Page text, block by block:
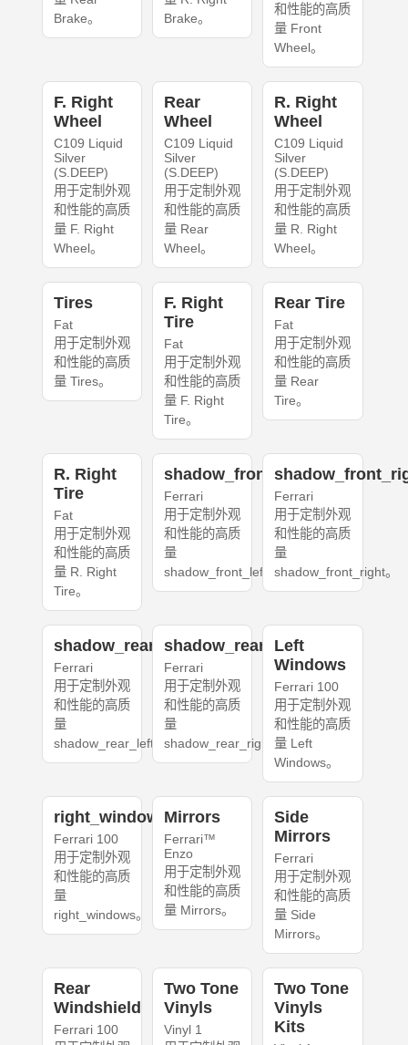
Brake。
Brake。
和性能的高质
量 Front
Wheel。
F. Right
Wheel
C109 Liquid
Silver
(S.DEEP)
用于定制外观
和性能的高质
量 F. Right
Wheel。
Rear
Wheel
C109 Liquid
Silver
(S.DEEP)
用于定制外观
和性能的高质
量 Rear
Wheel。
R. Right
Wheel
C109 Liquid
Silver
(S.DEEP)
用于定制外观
和性能的高质
量 R. Right
Wheel。
Tires
Fat
用于定制外观
和性能的高质
量 Tires。
F. Right
Tire
Fat
用于定制外观
和性能的高质
量 F. Right
Tire。
Rear Tire
Fat
用于定制外观
和性能的高质
量 Rear
Tire。
R. Right
Tire
Fat
用于定制外观
和性能的高质
量 R. Right
Tire。
shadow_front_left
Ferrari
用于定制外观
和性能的高质
量
shadow_front_left。
Ferrari
用于定制外观
和性能的高质
量
shadow_front_right。
shadow_rear_left
Ferrari
用于定制外观
和性能的高质
量
shadow_rear_left。
shadow_rear_right
Ferrari
用于定制外观
和性能的高质
量
shadow_rear_right。
Left
Windows
Ferrari 100
用于定制外观
和性能的高质
量 Left
Windows。
right_windows
Ferrari 100
用于定制外观
和性能的高质
量
right_windows。
Mirrors
Ferrari™
Enzo
用于定制外观
和性能的高质
量 Mirrors。
Side
Mirrors
Ferrari
用于定制外观
和性能的高质
量 Side
Mirrors。
Rear
Windshield
Ferrari 100
Two Tone
Vinyls
Vinyl 1
Two Tone
Vinyls
Kits